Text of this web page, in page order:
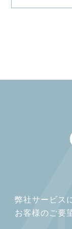
弊社サービス
お客様のご要